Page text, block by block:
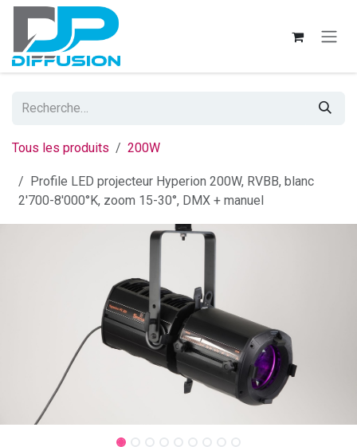
Se rendre au contenu
Tous les produits 200W
Profile LED projecteur Hyperion 200W, RVBB, blanc
2'700-8'000°K, zoom 15-30°, DMX + manuel